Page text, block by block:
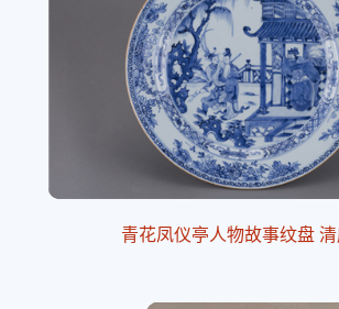
青花凤仪亭人物故事纹盘